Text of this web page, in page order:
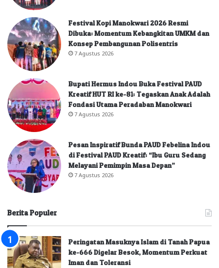
Festival Kopi Manokwari 2026 Resmi
Dibuka: Momentum Kebangkitan UMKM dan
Konsep Pembangunan Polisentris
7 Agustus 2026
Bupati Hermus Indou Buka Festival PAUD
Kreatif HUT RI ke-81: Tegaskan Anak Adalah
Fondasi Utama Peradaban Manokwari
7 Agustus 2026
Pesan Inspiratif Bunda PAUD Febelina Indou
di Festival PAUD Kreatif: “Ibu Guru Sedang
Melayani Pemimpin Masa Depan”
7 Agustus 2026
Berita Populer
Peringatan Masuknya Islam di Tanah Papua
ke-666 Digelar Besok, Momentum Perkuat
Iman dan Toleransi